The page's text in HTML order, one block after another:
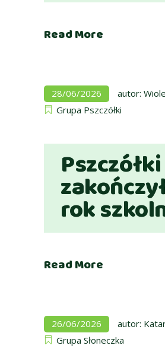
Read More
28/06/2026 autor:
Grupa Pszczółki
Pszczółki
rok
Read More
26/06/2026 autor:
Grupa Słoneczka